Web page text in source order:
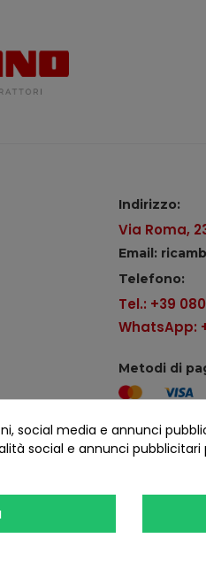
Indirizzo:
Via Roma,
Email:
Telefono:
Tel.: +39
WhatsApp:
Metodi di
Seguici sui
TUTTI I DIRITTI RISERVATI
social media e annunci
social e annunci pubblicitari